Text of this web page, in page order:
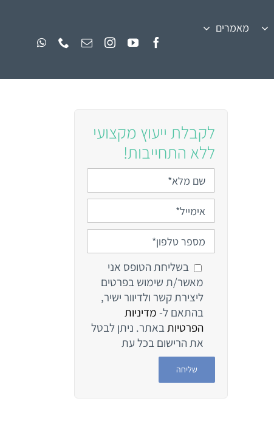
מאמרים
לקבלת ייעוץ מקצועי
ללא התחייבות!
בשליחת הטופס אני
מאשר/ת שימוש בפרטים
ליצירת קשר ולדיוור ישיר,
בהתאם ל- מדיניות
הפרטיותבאתר. ניתן לבטל
את הרישום בכל עת